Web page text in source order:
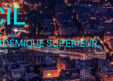
SUPÉRIEUR,